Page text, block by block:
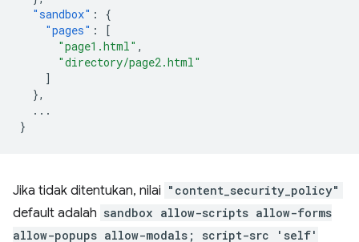
"sandbox" :
{
"pages" :
[
"page1.html" ,
"directory/page2.html"
]
},
...
}
Jika tidak ditentukan, nilai "content_security_policy"
default adalah sandbox allow-scripts allow-forms
allow-popups allow-modals; script-src 'self'